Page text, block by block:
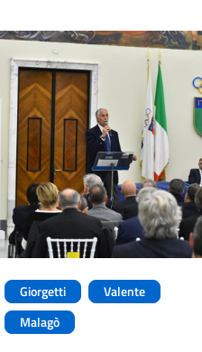
Giorgetti
Valente
Malagò